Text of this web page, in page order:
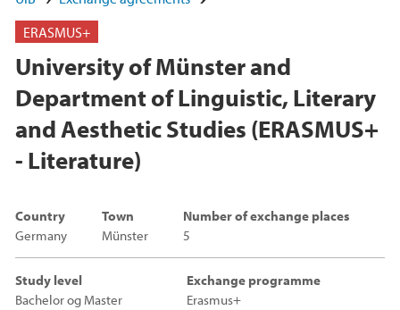
ERASMUS+
University of Münster and
Department of Linguistic, Literary
and Aesthetic Studies (ERASMUS+
- Literature)
Country
Germany
Town
Münster
Number of exchange places
5
Study level
Bachelor og Master
Exchange programme
Erasmus+